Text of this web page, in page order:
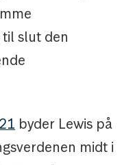
slut den
byder Lewis på
midt i